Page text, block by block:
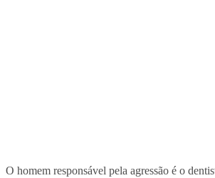
O homem responsável pela agressão é o